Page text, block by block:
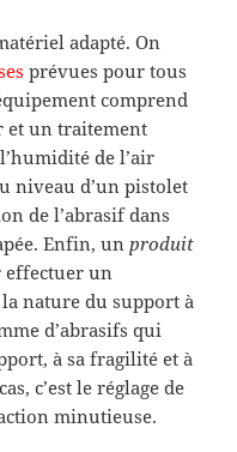
adapté. On
prévues pour tous
comprend
et un traitement
de l’air
niveau d’un pistolet
de l’abrasif dans
Enfin, un produit
un
nature du support à
d’abrasifs qui
à sa fragilité et à
c’est le réglage de
minutieuse.